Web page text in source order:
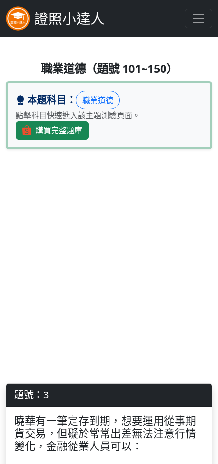
證照小達人
曉華有一筆定存到期，想要運
職業道德（題號 101~150）
本題科目：
職業道德
點擊科目快速進入該主題測驗頁面。
購買完整題庫
題號：3
曉華有一筆定存到期，想要運用從事期
貨交易，但礙於常常出差無法注意行情
變化，金融從業人員可以：